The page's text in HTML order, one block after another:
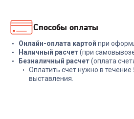
Способы оплаты
Онлайн-оплата картой при
Наличный расчет(при
Безналичный расчет(оплата
Оплатить счет нужно в течение
выставления.